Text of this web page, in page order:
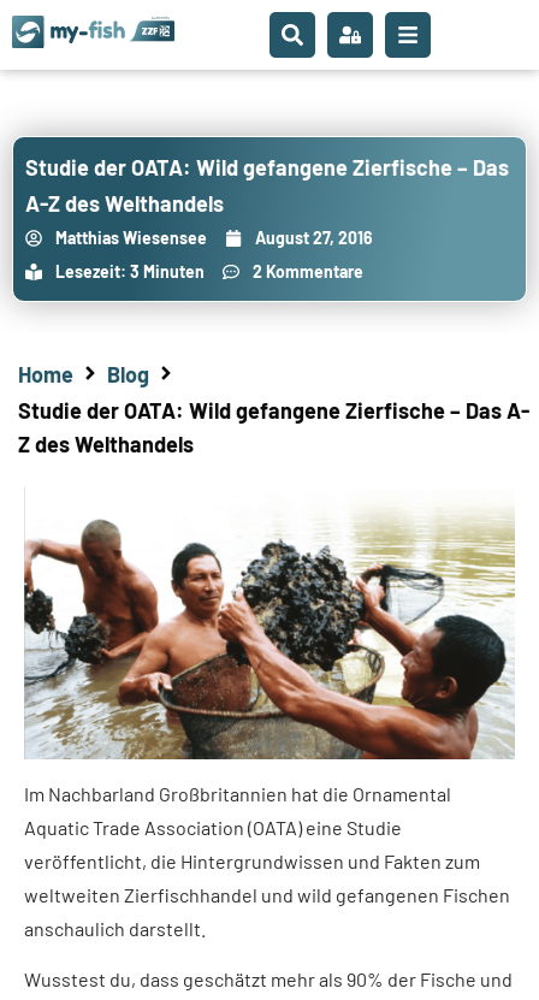
Studie der OATA: Wild gefangene Zierfische – Das
A-Z des Welthandels
Matthias Wiesensee
August 27, 2016
Lesezeit: 3 Minuten
2 Kommentare
Home
Blog
Studie der OATA: Wild gefangene Zierfische – Das A-
Z des Welthandels
Im Nachbarland Großbritannien hat die Ornamental
Aquatic Trade Association (OATA) eine Studie
veröffentlicht, die Hintergrundwissen und Fakten zum
weltweiten Zierfischhandel und wild gefangenen Fischen
anschaulich darstellt.
Wusstest du, dass geschätzt mehr als 90% der Fische und